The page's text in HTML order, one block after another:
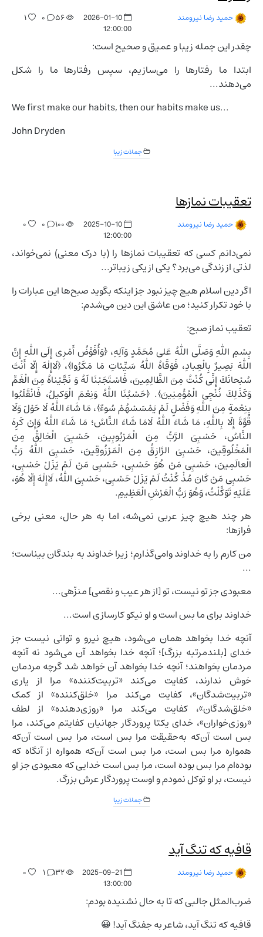
حمید رضا نیرومند
2026-01-10
12:00:00
۵۶ ۰ ۱
چقدر این جمله زیبا و عمیق و صحیح است:
ابتدا ما رفتارها را می‌سازیم، سپس رفتارها ما را شکل
می‌دهند...
We first make our habits, then our habits make us...
John Dryden
جملات زیبا
تعقیبات نمازها
حمید رضا نیرومند
2025-10-10
12:00:00
۱۰۰ ۰ ۰
نمی‌دانم کسی که تعقیبات نمازها را (با درک معنی) نمی‌خواند،
لذتی از زندگی می‌برد؟ یکی از یکی زیباتر...
اگر دین اسلام هیچ چیز نبود جز اینکه بگوید صبح‌ها این عبارات را
با خود تکرار کنید؛ من عاشق این دین می‌شدم:
تعقیب نماز صبح:
بِسْمِ اللّٰهِ وَصَلَّی اللّٰهُ عَلی مُحَمَّدٍ وَآلِهِ، ﴿وَأُفَوِّضُ أَمْرِی إِلَی اللّٰهِ إِنَّ
اللّٰهَ بَصِيرٌ بِالْعِبادِ، فَوَقَاهُ اللّٰهُ سَيِّئاتِ مَا مَكَرُوا﴾، ﴿لَاإِلٰهَ إِلّا أَنْتَ
سُبْحانَكَ إِنِّی كُنْتُ مِنَ الظَّالِمِينَ، فَاسْتَجَبْنَا لَهُ وَ نَجَّيْناهُ مِنَ الْغَمِّ
وَكَذَلِكَ نُنْجِی الْمُؤْمِنِينَ﴾. ﴿حَسْبُنَا اللّٰهُ وَنِعْمَ الْوَكيلُ، فَانْقَلَبُوا
بِنِعْمةٍ مِنَ اللّٰهِ وَفَضْلٍ لَمْ يَمْسَسْهُمْ سُوءٌ﴾، مَا شَاءَ اللّٰهُ لَا حَوْلَ وَلَا
قُوَّةَ إِلّا بِاللّٰهِ، مَا شَاءَ اللّٰهُ لَامَا شَاءَ النَّاسُ؛ مَا شَاءَ اللّٰهُ وَإِنْ كَرِهَ
النَّاسُ، حَسْبِیَ الرَّبُّ مِنَ الْمَرْبُوبِينَ، حَسْبِیَ الْخالِقُ مِنَ
الْمَخْلُوقِينَ، حَسْبِیَ الرَّازِقُ مِنَ الْمَرْزُوقِينَ، حَسْبِیَ اللّٰهُ رَبُّ
الْعالَمِينَ، حَسْبِی مَنْ هُوَ حَسْبِی، حَسْبِی مَنْ لَمْ يَزَلْ حَسْبِی،
حَسْبِی مَنْ كَانَ مُذْ كُنْتُ لَمْ يَزَلْ حَسْبِی، حَسْبِیَ اللّٰهُ، لَاإِلٰهَ إِلّا هُوَ،
عَلَيْهِ تَوَكَّلْتُ، وَهُوَ رَبُّ الْعَرْشِ الْعَظِيمِ.
هر چند هیچ چیز عربی نمی‌شه، اما به هر حال، معنی برخی
فرازها:
من کارم را به خداوند وامی‌گذارم؛ زیرا خداوند به بندگان بیناست؛
...
معبودی جز تو نیست، تو [از هر عیب و نقصی] منزّهی...
خداوند برای ما بس است و او نیکو کارسازی است...
آنچه خدا بخواهد همان می‌شود، هیچ نیرو و توانی نیست جز
خدای [بلندمرتبه بزرگ]؛ آنچه خدا بخواهد آن می‌شود نه آنچه
مردمان بخواهند؛ آنچه خدا بخواهد آن خواهد شد گرچه مردمان
خوش ندارند، کفایت می‌کند «تربیت‌کننده» مرا از یاری
«تربیت‌شدگان»، کفایت می‌کند مرا «خلق‌کننده» از کمک
«خلق‌شدگان»، کفایت می‌کند مرا «روزی‌دهنده» از لطف
«روزی‌خواران»، خدای یکتا پروردگار جهانیان کفایتم می‌کند، مرا
بس است آن‌که به‌حقیقت مرا بس است، مرا بس است آن‌که
همواره مرا بس است، مرا بس است آن‌که همواره از آنگاه که
بوده‌ام مرا بس بوده است، مرا بس است خدایی که معبودی جز او
نیست، بر او توکل نمودم و اوست پروردگار عرش بزرگ.
جملات زیبا
قافیه که تنگ آید
حمید رضا نیرومند
2025-09-21
13:00:00
۱۳۲ ۱ ۰
ضرب‌المثل جالبی که تا به حال نشنیده بودم:
قافیه که تنگ آید، شاعر به جفنگ آید! 😀